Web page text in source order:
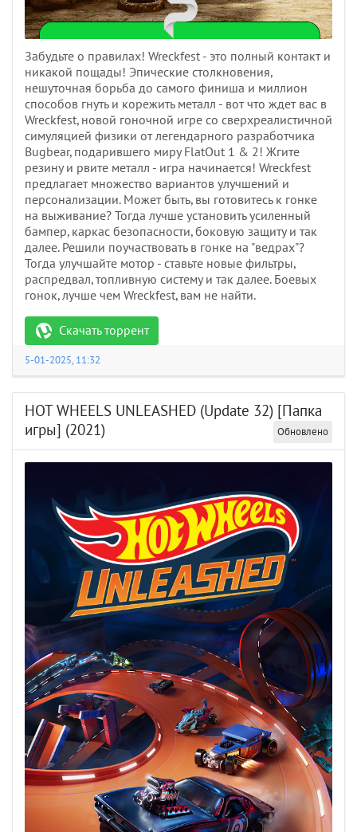
Забудьте о правилах! Wreckfest - это полный контакт и
никакой пощады! Эпические столкновения,
нешуточная борьба до самого финиша и миллион
способов гнуть и корежить металл - вот что ждет вас в
Wreckfest, новой гоночной игре со сверхреалистичной
симуляцией физики от легендарного разработчика
Bugbear, подарившего миру FlatOut 1 & 2! Жгите
резину и рвите металл - игра начинается! Wreckfest
предлагает множество вариантов улучшений и
персонализации. Может быть, вы готовитесь к гонке
на выживание? Тогда лучше установить усиленный
бампер, каркас безопасности, боковую защиту и так
далее. Решили поучаствовать в гонке на "ведрах"?
Тогда улучшайте мотор - ставьте новые фильтры,
распредвал, топливную систему и так далее. Боевых
гонок, лучше чем Wreckfest, вам не найти.
Скачать торрент
5-01-2025, 11:32
HOT WHEELS UNLEASHED (Update 32) [Папка
игры] (2021)
Обновлено